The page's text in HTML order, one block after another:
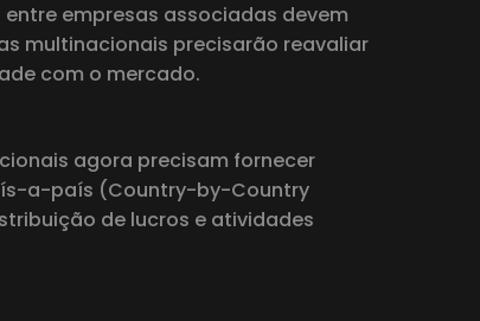
empresas associadas devem
multinacionais precisarão reavaliar
com o mercado.
agora precisam fornecer
a-país (Country-by-Country
de lucros e atividades